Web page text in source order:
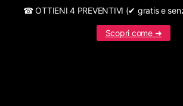
☎ OTTIENI 4 PREVENTIVI (✔ gratis e
Scopri come ➜